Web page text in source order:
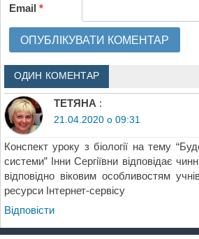
Email*
ОДИН КОМЕНТАР
ТЕТЯНА :
21.04.2020 о 09:31
Конспект уроку з біології на тему
системи” Інни Сергіївни відповідає
відповідно віковим особливостям
ресурси Інтернет-сервісу
Відповіcти